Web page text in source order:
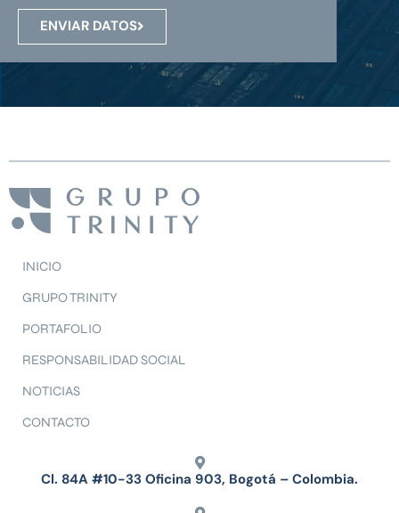
ENVIAR DATOS
INICIO
GRUPO TRINITY
PORTAFOLIO
RESPONSABILIDAD SOCIAL
NOTICIAS
CONTACTO
Cl. 84A #10-33 Oficina 903, Bogotá – Colombia.